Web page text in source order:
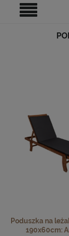
Poduszka na
190x60cm: